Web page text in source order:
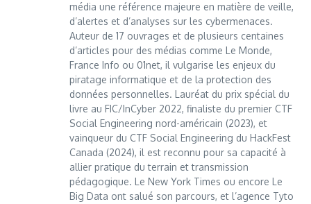
média une référence majeure en matière de veille,
d’alertes et d’analyses sur les cybermenaces.
Auteur de 17 ouvrages et de plusieurs centaines
d’articles pour des médias comme Le Monde,
France Info ou 01net, il vulgarise les enjeux du
piratage informatique et de la protection des
données personnelles. Lauréat du prix spécial du
livre au FIC/InCyber 2022, finaliste du premier CTF
Social Engineering nord-américain (2023), et
vainqueur du CTF Social Engineering du HackFest
Canada (2024), il est reconnu pour sa capacité à
allier pratique du terrain et transmission
pédagogique. Le New York Times ou encore Le
Big Data ont salué son parcours, et l’agence Tyto